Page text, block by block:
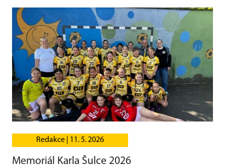
Redakce | 11. 5. 2026
Memoriál Karla Šulce 2026